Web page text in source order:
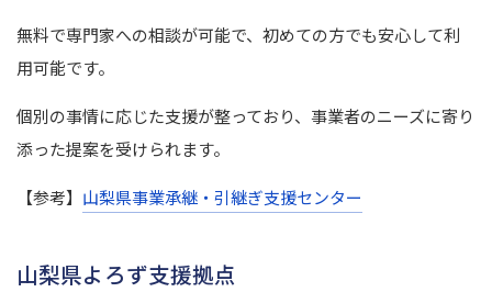
無料で専門家への相談が可能で、初めての方でも安心して利
用可能です。
個別の事情に応じた支援が整っており、事業者のニーズに寄り
添った提案を受けられます。
【参考】 山梨県事業承継・引継ぎ支援センター
山梨県よろず支援拠点